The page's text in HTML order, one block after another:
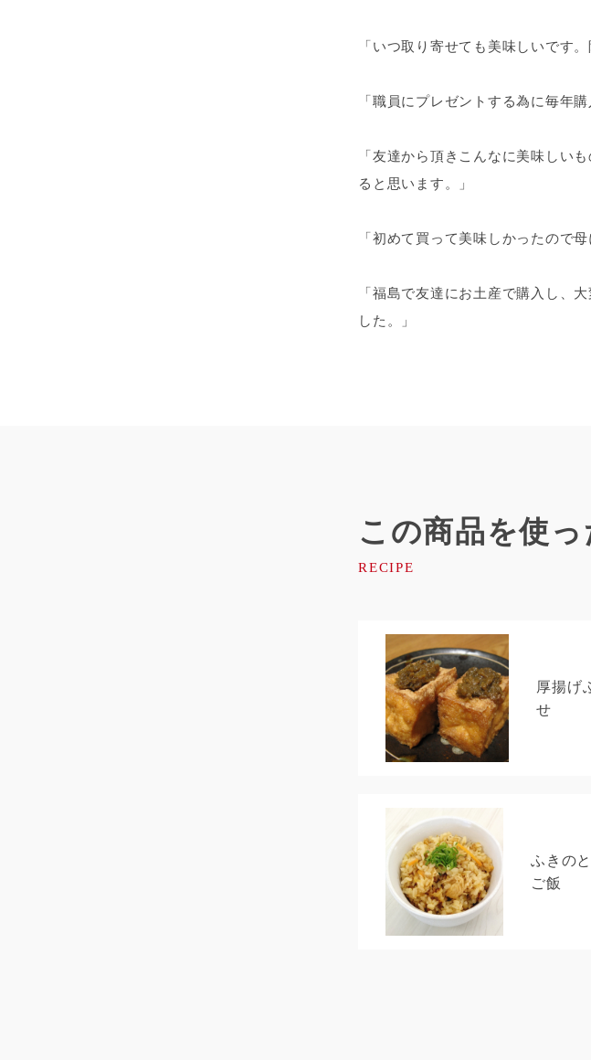
「いつ取り寄せても美味しいです
「職員にプレゼントする為に毎年
「友達から頂きこんなに美味しい
ると思います。」
「初めて買って美味しかったので
「福島で友達にお土産で購入し、
した。」
この商品を使
厚揚げ
せ
ふきの
ご飯